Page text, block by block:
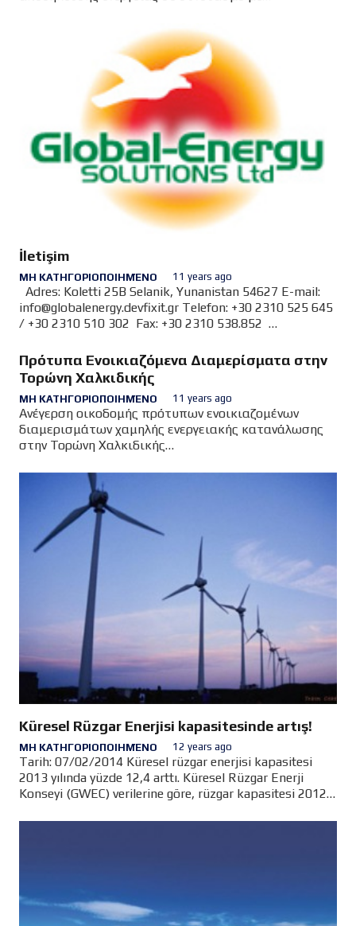
İletişim
ΜΗ ΚΑΤΗΓΟΡΙΟΠΟΙΗΜΈΝΟ 11 years ago
Adres: Koletti 25B Selanik, Yunanistan 54627 E-mail:
info@globalenergy.devfixit.gr Telefon: +30 2310 525 645
/ +30 2310 510 302 Fax: +30 2310 538.852
Πρότυπα Ενοικιαζόμενα Διαμερίσματα στην
Τορώνη Χαλκιδικής
ΜΗ ΚΑΤΗΓΟΡΙΟΠΟΙΗΜΈΝΟ 11 years ago
Ανέγερση οικοδομής πρότυπων ενοικιαζομένων
διαμερισμάτων χαμηλής ενεργειακής κατανάλωσης
στην Τορώνη Χαλκιδικής
ανέλαβε την ανέγερση οικοδομής και υλοποίηση
κατασκευής πρότυπων ενοικιαζομένων
διαμερισμάτων χαμηλής ενεργειακής κατανάλωσης
στην Τορώνη…
Küresel Rüzgar Enerjisi kapasitesinde artış!
ΜΗ ΚΑΤΗΓΟΡΙΟΠΟΙΗΜΈΝΟ 12 years ago
Tarih: 07/02/2014 Küresel rüzgar enerjisi kapasitesi
2013 yılında yüzde 12,4 arttı. Küresel Rüzgar Enerji
Konseyi (GWEC) verilerine göre, rüzgar kapasitesi 2012
Rüzgar…